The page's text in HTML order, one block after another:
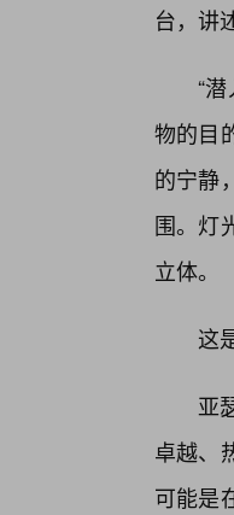
台，讲
“
物的目
的宁静
围。灯
立体。
这
亚
卓越、
可能是